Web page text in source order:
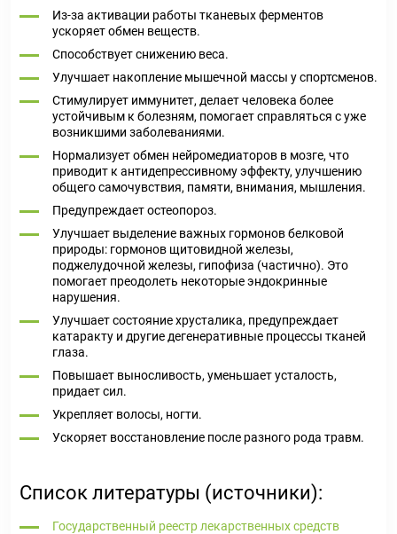
Из-за активации работы тканевых ферментов
ускоряет обмен веществ.
Способствует снижению веса.
Улучшает накопление мышечной массы у спортсменов.
Стимулирует иммунитет, делает человека более
устойчивым к болезням, помогает справляться с уже
возникшими заболеваниями.
Нормализует обмен нейромедиаторов в мозге, что
приводит к антидепрессивному эффекту, улучшению
общего самочувствия, памяти, внимания, мышления.
Предупреждает остеопороз.
Улучшает выделение важных гормонов белковой
природы: гормонов щитовидной железы,
поджелудочной железы, гипофиза (частично). Это
помогает преодолеть некоторые эндокринные
нарушения.
Улучшает состояние хрусталика, предупреждает
катаракту и другие дегенеративные процессы тканей
глаза.
Повышает выносливость, уменьшает усталость,
придает сил.
Укрепляет волосы, ногти.
Ускоряет восстановление после разного рода травм.
Список литературы (источники):
Государственный реестр лекарственных средств